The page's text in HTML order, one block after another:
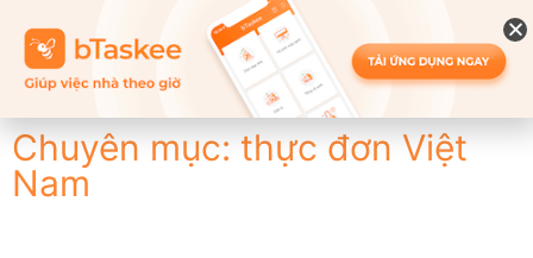
Chuyên mục: thực đơn Việt
Nam